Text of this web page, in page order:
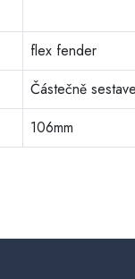
flex fender
Částečně
106mm